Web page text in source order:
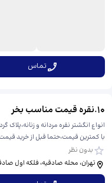
تماس
10
.نقره قیمت مناسب بخر
انواع انگشتر نقره مردانه و
با کمترین قیمت،حتما قبل از خرید
بدون نظر
تهران، محله صادقیه، فلکه اول صادقیه - فلکه اول صادقیه مجتمع زیما طبقه۲ پلاک ۱۵